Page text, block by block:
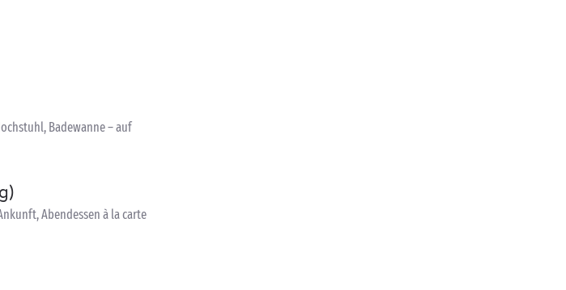
Badewanne – auf
Abendessen à la carte